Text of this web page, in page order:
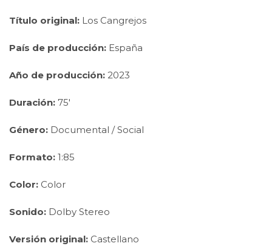
Título original: Los Cangrejos
País de producción: España
Año de producción: 2023
Duración: 75′
Género: Documental / Social
Formato: 1:85
Color: Color
Sonido: Dolby Stereo
Versión original: Castellano